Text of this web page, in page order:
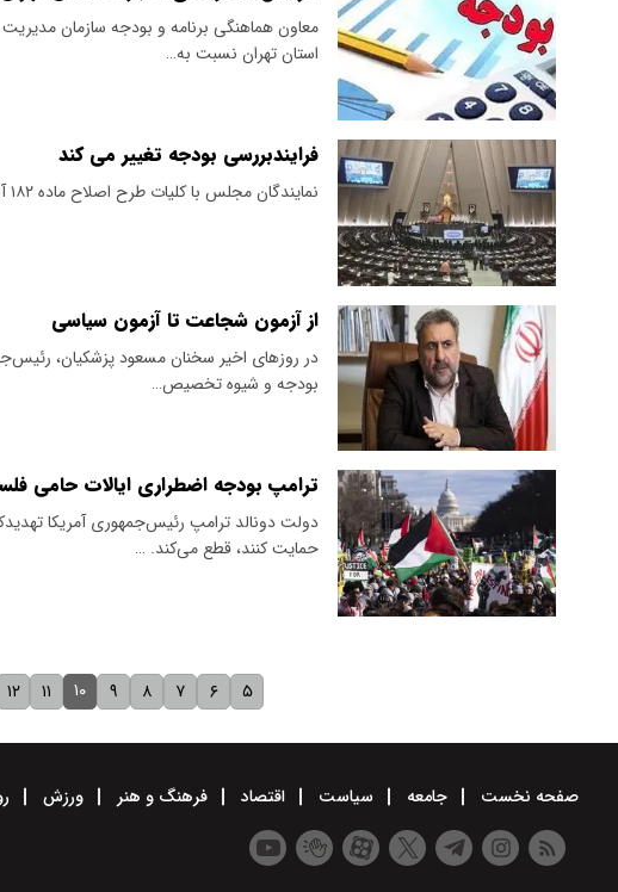
استان تهران نسبت به…
فرایندبررسی بودجه تغییر می کند
نمایندگان مجلس با کلیات طرح اصلاح ماده ۱۸۲ آیین‌نامه داخلی مجلس موافقت کردند.
از آزمون شجاعت تا آزمون سیاسی
در روزهای اخیر سخنان مسعود پزشکیان،
بودجه و شیوه تخصیص…
ترامپ بودجه اضطراری ایالات حامی
دولت دونالد ترامپ رئیس‌جمهوری آمریکا
حمایت کنند، قطع می‌کند. …
۵ ۶ ۷ ۸ ۹ ۱۰ ۱۱ ۱۲
صفحه نخست جامعه سیاست اقتصاد فرهنگ و هنر ورزش